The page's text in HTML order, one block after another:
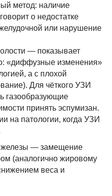
метод: наличие
о недостатке
или нарушение
— показывает
«диффузные изменения»
а с плохой
Для чёткого УЗИ
газообразующие
принять эспумизан.
на патологии, когда УЗИ
железы — замещение
(аналогично жировому
веса и